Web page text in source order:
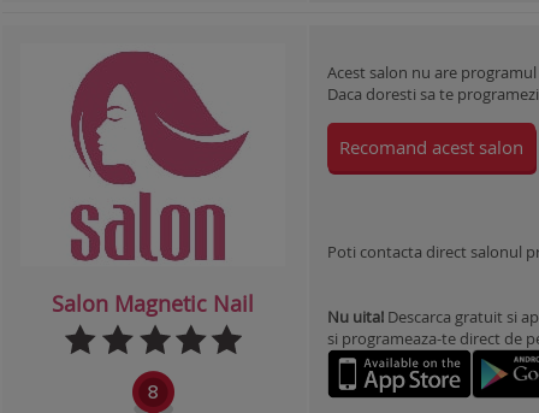
Salon Magnetic Nail
Acest salon nu are
Daca doresti sa te
Recomand acest salon
Poti contacta direct salonul
Nu uita! Descarca gratuit si
si programeaza-te direct de